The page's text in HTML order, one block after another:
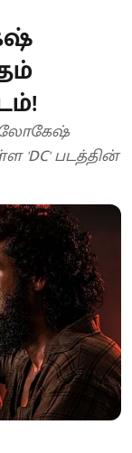
லோகேஷ்
'DC' படத்தின்